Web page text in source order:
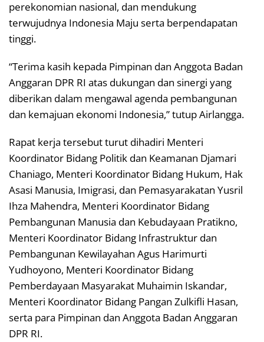
perekonomian nasional, dan mendukung
terwujudnya Indonesia Maju serta berpendapatan
tinggi.
“Terima kasih kepada Pimpinan dan Anggota Badan
Anggaran DPR RI atas dukungan dan sinergi yang
diberikan dalam mengawal agenda pembangunan
dan kemajuan ekonomi Indonesia,” tutup Airlangga.
Rapat kerja tersebut turut dihadiri Menteri
Koordinator Bidang Politik dan Keamanan Djamari
Chaniago, Menteri Koordinator Bidang Hukum, Hak
Asasi Manusia, Imigrasi, dan Pemasyarakatan Yusril
Ihza Mahendra, Menteri Koordinator Bidang
Pembangunan Manusia dan Kebudayaan Pratikno,
Menteri Koordinator Bidang Infrastruktur dan
Pembangunan Kewilayahan Agus Harimurti
Yudhoyono, Menteri Koordinator Bidang
Pemberdayaan Masyarakat Muhaimin Iskandar,
Menteri Koordinator Bidang Pangan Zulkifli Hasan,
serta para Pimpinan dan Anggota Badan Anggaran
DPR RI.